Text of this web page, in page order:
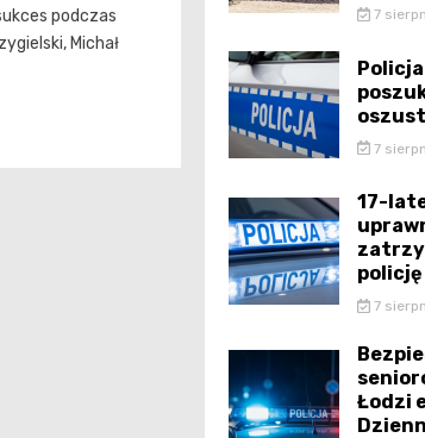
podczas
Michał
7
7
17-
policję
7
Łodzi